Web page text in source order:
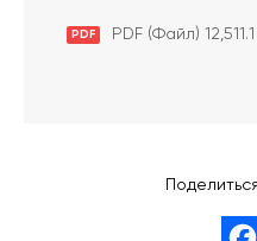
PDF PDF (Файл) 12,511.1